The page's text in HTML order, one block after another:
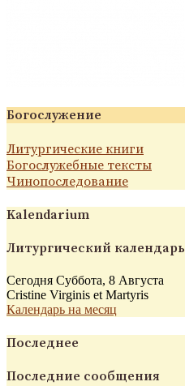
Богослужение
Литургические книги
Богослужебные тексты
Чинопоследование
Kalendarium
Литургический календарь
Сегодня Суббота, 8 Августа
Cristine Virginis et Martyris
Календарь на месяц
Последнее
Последние сообщения